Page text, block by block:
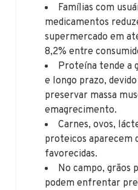
Famílias com
medicamentos
supermercado em
8,2% entre
Proteína tende a
e longo prazo,
preservar massa
emagrecimento.
Carnes, ovos,
proteicos aparecem
favorecidas.
No campo, grãos
podem enfrentar